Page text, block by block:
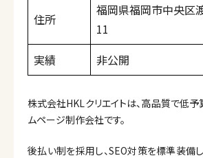
住所
福岡県福岡市中央区
11
実績
非公開
株式会社HKLクリエイトは、高品質で低予
ムページ制作会社です。
後払い制を採用し、SEO対策を標準装備